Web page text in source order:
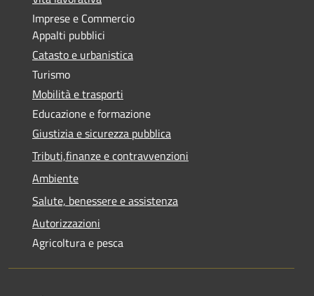
Imprese e Commercio
Appalti pubblici
Catasto e urbanistica
Turismo
Mobilità e trasporti
Educazione e formazione
Giustizia e sicurezza pubblica
Tributi,finanze e contravvenzioni
Ambiente
Salute, benessere e assistenza
Autorizzazioni
Agricoltura e pesca